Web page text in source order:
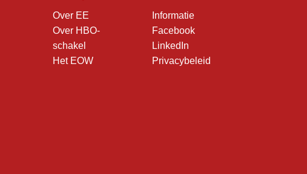
Over EE
Over HBO-
schakel
Het EOW
Informatie
Facebook
LinkedIn
Privacybeleid